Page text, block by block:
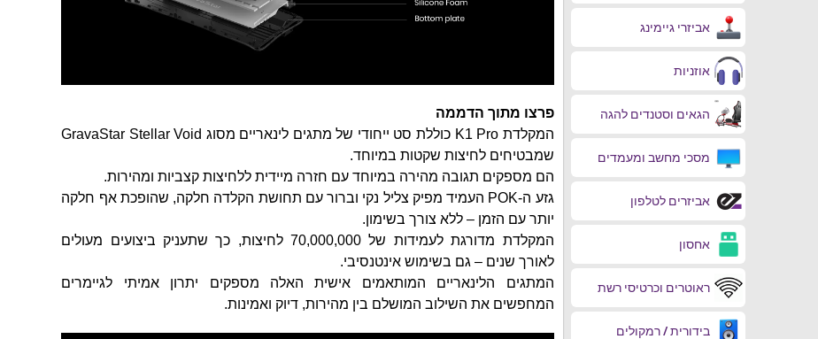
אביזרי גיימינג
אוזניות
הגאים וסטנדים להגה
מסכי מחשב ומעמדים
אביזרים לטלפון
אחסון
ראוטרים וכרטיסי רשת
בידורית / רמקולים
פרצו מתוך הדממה
המקלדת K1 Pro כוללת סט ייחודי של מתגים לינאריים מסוג GravaStar Stellar Void
שמבטיחים לחיצות שקטות במיוחד.
הם מספקים תגובה מהירה במיוחד עם חזרה מיידית ללחיצות קצביות ומהירות.
גזע ה‑POK העמיד מפיק צליל נקי וברור עם תחושת הקלדה חלקה, שהופכת אף חלקה
יותר עם הזמן – ללא צורך בשימון.
המקלדת מדורגת לעמידות של 70,000,000 לחיצות, כך שתעניק ביצועים מעולים
לאורך שנים – גם בשימוש אינטנסיבי.
המתגים הלינאריים המותאמים אישית האלה מספקים יתרון אמיתי לגיימרים
המחפשים את השילוב המושלם בין מהירות, דיוק ואמינות.